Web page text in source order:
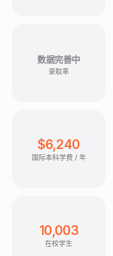
数据完善中
录取率
$6,240
国际本科学费 / 年
10,003
在校学生